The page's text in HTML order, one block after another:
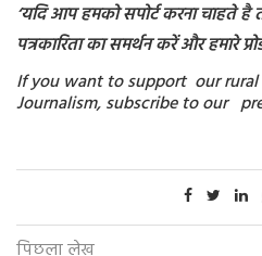
‘यदि आप हमको सपोर्ट करना चाहते है तो
पत्रकारिता का समर्थन करें और हमारे
If you want to support our rural
Journalism, subscribe to our